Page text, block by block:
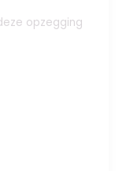
opzegging